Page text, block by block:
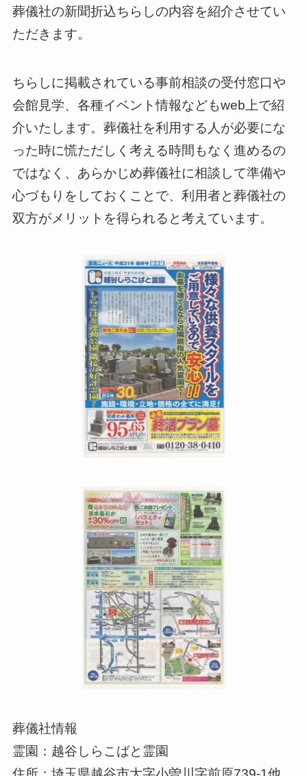
葬儀社の新聞折込ちらしの内容を紹介させてい
ただきます。
ちらしに掲載されている事前相談の受付窓口や
会館見学、各種イベント情報などもweb上で紹
介いたします。葬儀社を利用する人が必要にな
った時に慌ただしく考える時間もなく進めるの
ではなく、あらかじめ葬儀社に相談して準備や
心づもりをしておくことで、利用者と葬儀社の
双方がメリットを得られると考えています。
葬儀社情報
霊園：越谷しらこばと霊園